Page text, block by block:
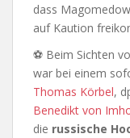
dass
auf Kaution
⚽ Beim Sichten
war bei einem
Thomas Körbel,
Benedikt von
die russische